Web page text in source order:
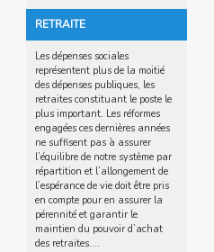
RETRAITE
Les dépenses sociales
représentent plus de la moitié
des dépenses publiques, les
retraites constituant le poste le
plus important. Les réformes
engagées ces dernières années
ne suffisent pas à assurer
l’équilibre de notre système par
répartition et l’allongement de
l’espérance de vie doit être pris
en compte pour en assurer la
pérennité et garantir le
maintien du pouvoir d’achat
des retraites....